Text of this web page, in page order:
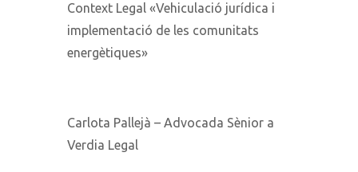
Context Legal «Vehiculació jurídica i
implementació de les comunitats
energètiques»
Carlota Pallejà – Advocada Sènior a
Verdia Legal